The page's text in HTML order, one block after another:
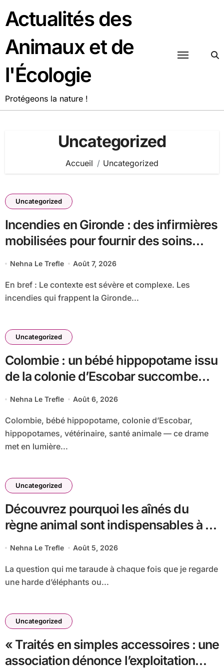
au
contenu
Actualités des
Animaux et de
l'Écologie
Protégeons la nature !
Uncategorized
Accueil Uncategorized
Uncategorized
Incendies en Gironde : des infirmières
mobilisées pour fournir des soins
vitaux aux animaux affectés
Nehna Le Trefle Août 7, 2026
En bref : Le contexte est sévère et complexe. Les
incendies qui frappent la Gironde...
Uncategorized
Colombie : un bébé hippopotame issu
de la colonie d’Escobar succombe
malgré les efforts vétérinaires
Nehna Le Trefle Août 6, 2026
Colombie, bébé hippopotame, colonie d’Escobar,
hippopotames, vétérinaire, santé animale — ce drame
met en lumière...
Uncategorized
Découvrez pourquoi les aînés du
règne animal sont indispensables à la
survie de leur communauté
Nehna Le Trefle Août 5, 2026
La question qui me taraude à chaque fois que je regarde
une harde d’éléphants ou...
Uncategorized
« Traités en simples accessoires : une
association dénonce l’exploitation